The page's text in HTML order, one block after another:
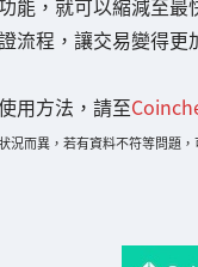
能，就可以縮減至最
流程，讓交易變得更
用方法，請至
而異，若有資料不符等問題，